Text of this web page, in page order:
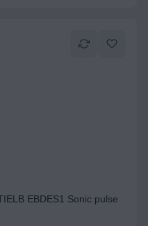
EBDES1 Sonic pulse